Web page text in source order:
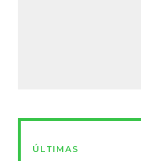
ÚLTIMAS